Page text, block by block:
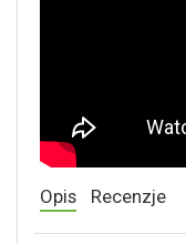
Opis Recenzje